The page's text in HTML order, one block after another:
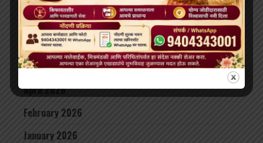
July 2026
June 2026
May 2026
April 2026
February 2026
January 2026